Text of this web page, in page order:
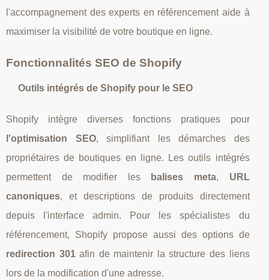
l'accompagnement des experts en référencement aide à
maximiser la visibilité de votre boutique en ligne.
Fonctionnalités SEO de Shopify
Outils intégrés de Shopify pour le SEO
Shopify intègre diverses fonctions pratiques pour
l'optimisation SEO, simplifiant les démarches des
propriétaires de boutiques en ligne. Les outils intégrés
permettent de modifier les
balises meta, URL
canoniques, et descriptions de produits directement
depuis l'interface admin. Pour les spécialistes du
référencement, Shopify propose aussi des options de
redirection 301afin de maintenir la structure des liens
lors de la modification d'une adresse.